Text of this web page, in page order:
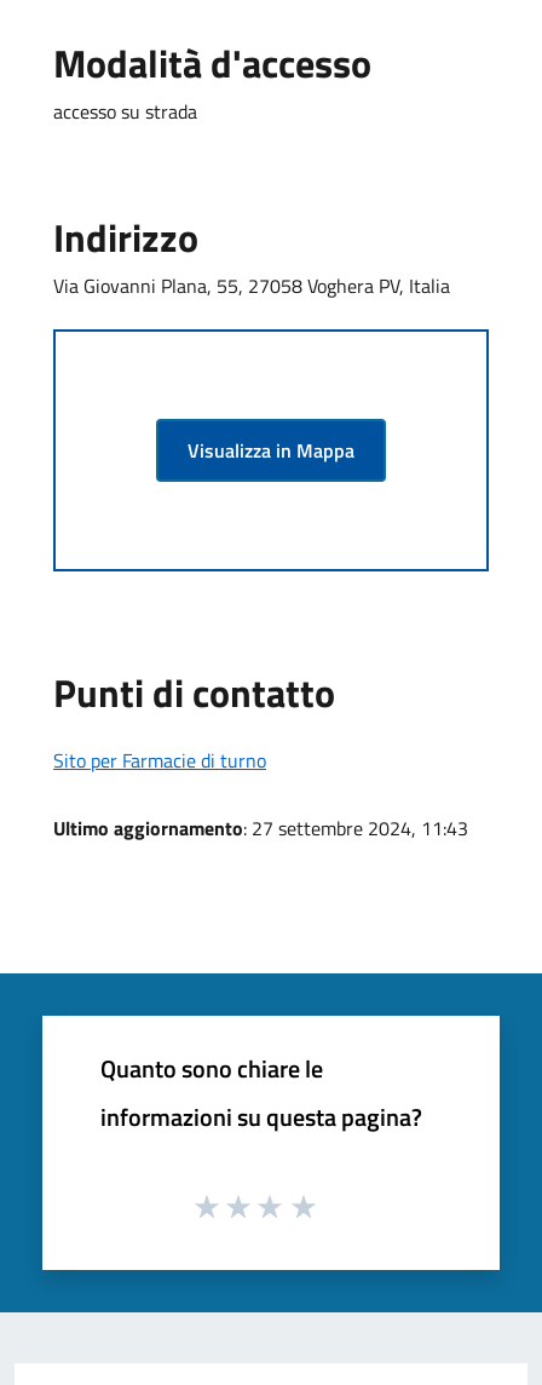
Modalità d'accesso
accesso su strada
Indirizzo
Via Giovanni Plana, 55, 27058 Voghera PV, Italia
Visualizza in Mappa
Punti di contatto
Sito per Farmacie di turno
Ultimo aggiornamento: 27 settembre 2024, 11:43
Quanto sono chiare le
informazioni su questa pagina?